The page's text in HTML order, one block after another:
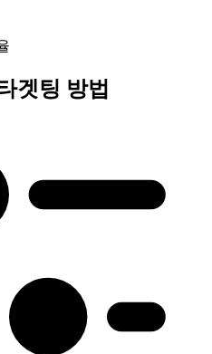
겟팅 방법